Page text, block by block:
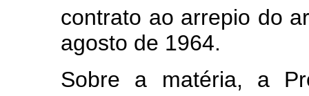
contrato ao arrepio do
agosto de 1964.
Sobre a matéria, a